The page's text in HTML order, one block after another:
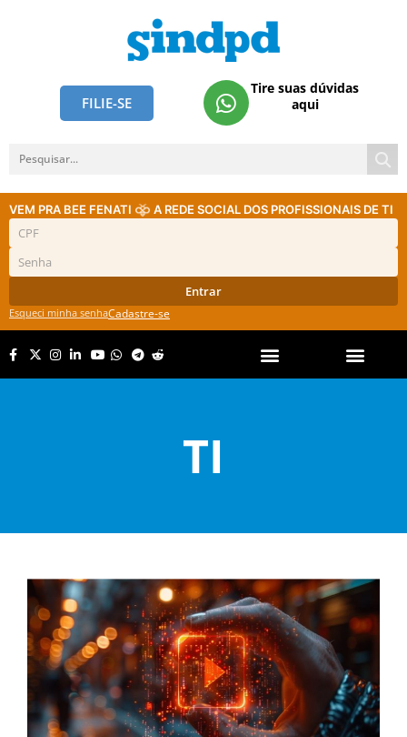
FILIE-SE
Tire suas dúvidas
aqui
VEM PRA BEE FENATI A REDE SOCIAL DOS PROFISSIONAIS DE TI
Entrar
Esqueci minha senhaCadastre-se
TI